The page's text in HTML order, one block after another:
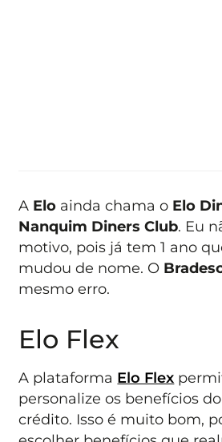
A Elo ainda chama o Elo
Nanquim Diners Club. Eu
motivo, pois já tem 1 ano
mudou de nome. O
mesmo erro.
Elo Flex
A plataforma Elo Flex
personalize os benefícios
crédito. Isso é muito bom,